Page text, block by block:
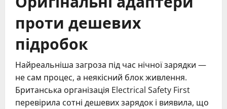
проти дешевих
підробок
Найреальніша загроза під час нічної зарядки —
не сам процес, а неякісний блок живлення.
Британська організація Electrical Safety First
перевірила сотні дешевих зарядок і виявила, що